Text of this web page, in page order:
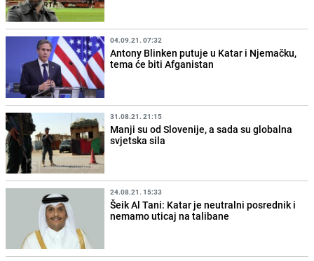
04.09.21. 07:32
Antony Blinken putuje u Katar i Njemačku,
tema će biti Afganistan
31.08.21. 21:15
Manji su od Slovenije, a sada su globalna
svjetska sila
24.08.21. 15:33
Šeik Al Tani: Katar je neutralni posrednik i
nemamo uticaj na talibane